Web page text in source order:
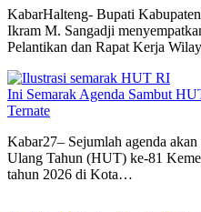
KabarHalteng- Bupati
Ikram M. Sangadji
Pelantikan dan Rapat Kerja
Ini Semarak Agenda Sambut
Ternate
Kabar27– Sejumlah agenda
Ulang Tahun (HUT) ke-81
tahun 2026 di Kota…